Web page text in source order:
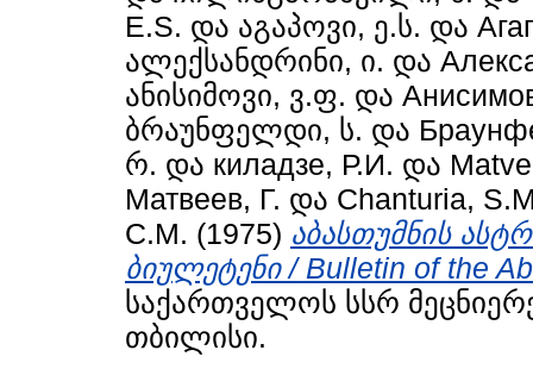
E.S. და აგაპოვი, ე.ს. და
ალექსანდრინი, ი. და
ანისიმოვი, ვ.ფ. და
ბრაუნფელდი, ს. და
რ. და киладзе, Р.И. და
Матвеев, Г. და Chanturia,
С.М. (1975) აბასთუმნის
ბიულეტენი / Bulletin of the
საქართველოს სსრ
თბილისი.